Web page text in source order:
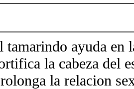
tamarindo ayuda en
la cabeza del
la relacion